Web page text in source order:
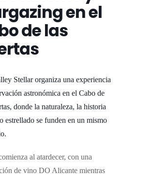
en el
de las
Stellar organiza una experiencia
astronómica en el Cabo de
donde la naturaleza, la historia
estrellado se funden en un mismo
al atardecer, con una
de vino DO Alicante mientras